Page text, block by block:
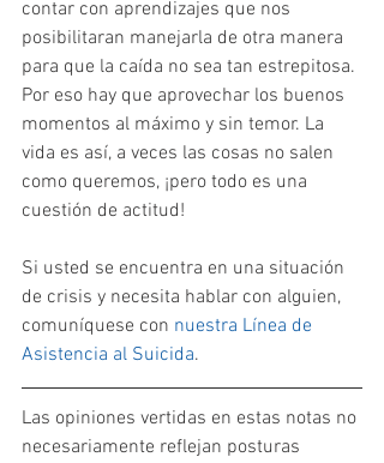
contar con aprendizajes que nos
posibilitaran manejarla de otra manera
para que la caída no sea tan estrepitosa.
Por eso hay que aprovechar los buenos
momentos al máximo y sin temor. La
vida es así, a veces las cosas no salen
como queremos, ¡pero todo es una
cuestión de actitud!
Si usted se encuentra en una situación
de crisis y necesita hablar con alguien,
comuníquese con nuestra Línea de
Asistencia al Suicida.
Las opiniones vertidas en estas notas no
necesariamente reflejan posturas